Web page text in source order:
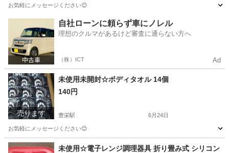
お気軽にメッセージください😊
豊栄駅 セーター
自社ローンに頼らず車にノレル
理想のクルマがあるけど審査に通らない方へ
（株）ICT Ad
売ります
未使用未開封☆ボディタオル 14個
140円
豊栄駅 6月24日
お気軽にメッセージください😊
新潟 新潟市 豊栄駅 家庭用品 タオル
未使用☆電子レンジ調理器具 折り畳み式 シリコン